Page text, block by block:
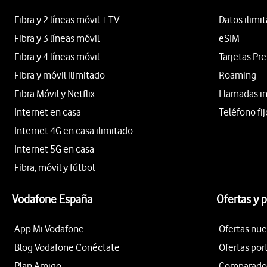
Fibra y 2 líneas móvil + TV
Fibra y 3 líneas móvil
Fibra y 4 líneas móvil
Fibra y móvil ilimitado
Fibra Móvil y Netflix
Internet en casa
Internet 4G en casa ilimitado
Internet 5G en casa
Fibra, móvil y fútbol
Datos
eSIM
Tarjetas
Roaming
Llamadas
Teléfono
Vodafone España
App Mi Vodafone
Blog Vodafone Conéctate
Ofertas y
Ofertas
Ofertas